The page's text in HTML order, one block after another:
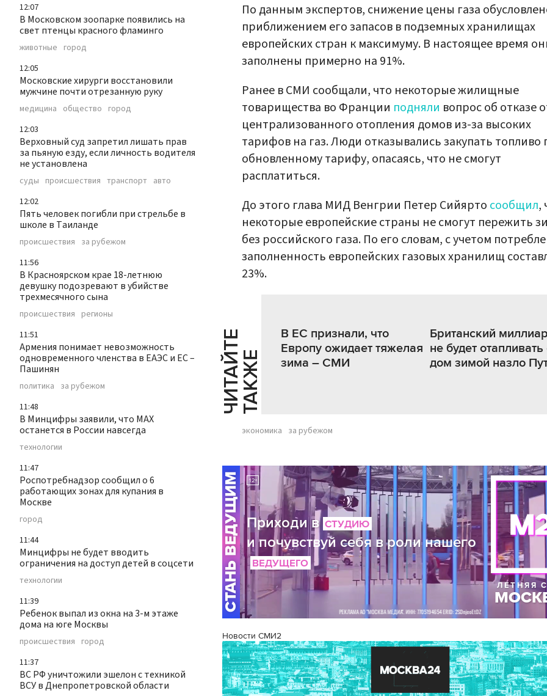
12:07
В Московском зоопарке появились на
свет птенцы красного фламинго
животные город
12:05
Московские хирурги восстановили
мужчине почти отрезанную руку
медицина общество город
12:03
Верховный суд запретил лишать прав
за пьяную езду, если личность водителя
не установлена
суды происшествия транспорт авто
12:02
Пять человек погибли при стрельбе в
школе в Таиланде
происшествия за рубежом
11:56
В Красноярском крае 18-летнюю
девушку подозревают в убийстве
трехмесячного сына
происшествия регионы
11:51
Армения понимает невозможность
одновременного членства в ЕАЭС и ЕС –
Пашинян
политика за рубежом
11:48
В Минцифры заявили, что МАХ
останется в России навсегда
технологии
11:47
Роспотребнадзор сообщил о 6
работающих зонах для купания в
Москве
город
11:44
Минцифры не будет вводить
ограничения на доступ детей в соцсети
технологии
11:39
Ребенок выпал из окна на 3-м этаже
дома на юге Москвы
происшествия город
11:37
ВС РФ уничтожили эшелон с техникой
ВСУ в Днепропетровской области
По данным экспертов, снижение цены газа
приближением его запасов в подземных хранилищах
европейских стран к максимуму. В настоящее время
заполнены примерно на 91%.
Ранее в СМИ сообщали, что некоторые жилищные
товарищества во Франции подняли вопрос об отказе
централизованного отопления домов из-за высоких
тарифов на газ. Люди отказывались закупать топливо
обновленному тарифу, опасаясь, что не смогут
расплатиться.
До этого глава МИД Венгрии Петер Сийярто сообщил,
некоторые европейские страны не смогут пережить
без российского газа. По его словам, с учетом
заполненность европейских газовых хранилищ
23%.
Ч
И
Т
АЙ
Т
Е
Т
А
К
ЖЕ
В ЕС признали, что
Европу ожидает тяжелая
зима – СМИ
Британский
не будет
дом зимой назло
экономика за рубежом
Новости СМИ2